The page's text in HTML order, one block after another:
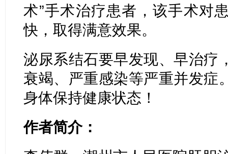
术”手术治疗患者，该手术对
快，取得满意效果。
泌尿系结石要早发现、早治疗
衰竭、严重感染等严重并发症
身体保持健康状态！
作者简介：